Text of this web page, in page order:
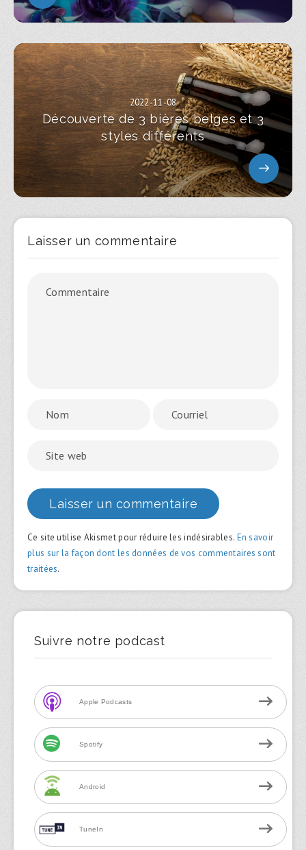
2022-11-08
Découverte de 3 bières belges et 3
styles différents
Laisser un commentaire
Ce site utilise Akismet pour réduire les indésirables. En savoir
plus sur la façon dont les données de vos commentaires sont
traitées.
Suivre notre podcast
Apple Podcasts
Spotify
Android
TuneIn